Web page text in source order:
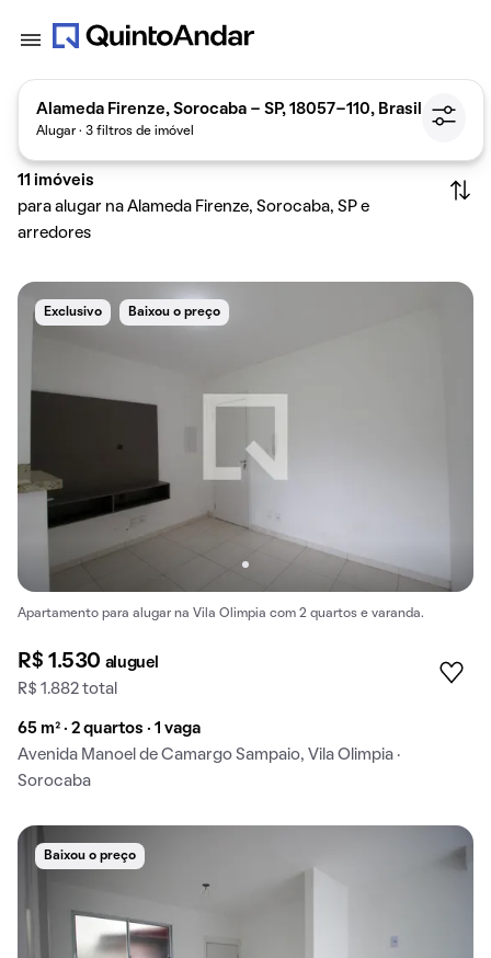
Alameda Firenze, Sorocaba - SP, 18057-110, Brasil
Alugar · 3 filtros de imóvel
11 imóveis
para alugar na Alameda Firenze, Sorocaba, SP e
arredores
Exclusivo Baixou o preço
Apartamento para alugar na Vila Olimpia com 2 quartos e varanda.
R$ 1.530 aluguel
R$ 1.882 total
65 m² · 2 quartos · 1 vaga
Avenida Manoel de Camargo Sampaio, Vila Olimpia ·
Sorocaba
Baixou o preço